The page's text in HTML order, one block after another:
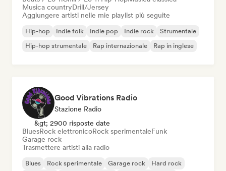
Musica countryDrill/Jersey
Aggiungere artisti nelle mie playlist più seguite
Hip-hop Indie folk Indie pop Indie rock
Strumentale
Hip-hop strumentale
Rap internazionale Rap in inglese
Good Vibrations Radio
Stazione Radio
&gt; 2900 risposte date
BluesRock elettronicoRock sperimentaleFunk
Garage rock
Trasmettere artisti alla radio
Blues Rock sperimentale Garage rock
Hard rock